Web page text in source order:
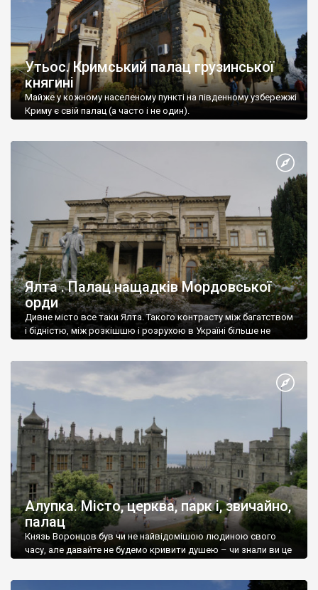
Утьос. Кримський палац грузинської
княгині
Майже у кожному населеному пункті на південному узбережжі
Криму є свій палац (а часто і не один).
Ялта . Палац нащадків Мордовської
орди
Дивне місто все таки Ялта. Такого контрасту між багатством
і бідністю, між розкішшю і розрухою в Україні більше не
Алупка. Місто, церква, парк і, звичайно,
палац
Князь Воронцов був чи не найвідомішою людиною свого
часу, але давайте не будемо кривити душею – чи знали ви це